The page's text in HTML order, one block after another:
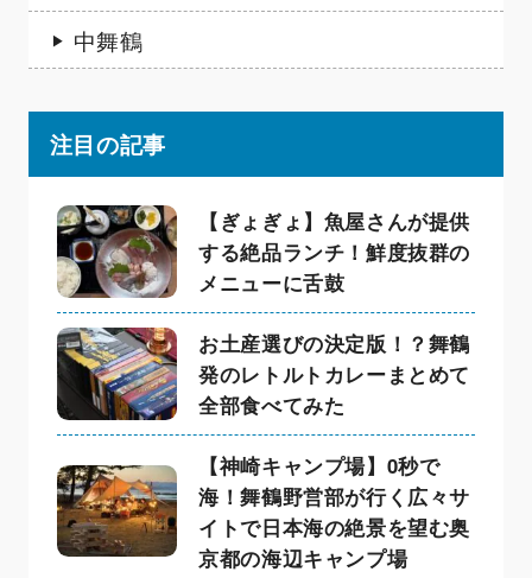
中舞鶴
注目の記事
【ぎょぎょ】魚屋さんが提供
する絶品ランチ！鮮度抜群の
メニューに舌鼓
お土産選びの決定版！？舞鶴
発のレトルトカレーまとめて
全部食べてみた
【神崎キャンプ場】0秒で
海！舞鶴野営部が行く広々サ
イトで日本海の絶景を望む奥
京都の海辺キャンプ場